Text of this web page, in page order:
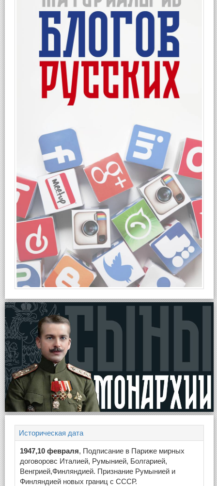
Историческая дата
1947,10 февраля, Подписание в Париже мирных
договоровс Италией, Румынией, Болгарией,
Венгрией,Финляндией. Признание Румынией и
Финляндией новых границ с СССР.